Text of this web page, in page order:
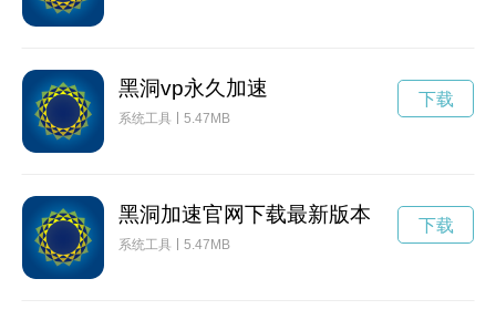
黑洞vp永久加速
系统工具 5.47MB
下载
黑洞加速官网下载最新版本
系统工具 5.47MB
下载